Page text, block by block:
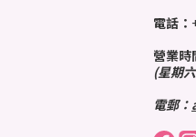
電話：
營業時
(星期
電郵：